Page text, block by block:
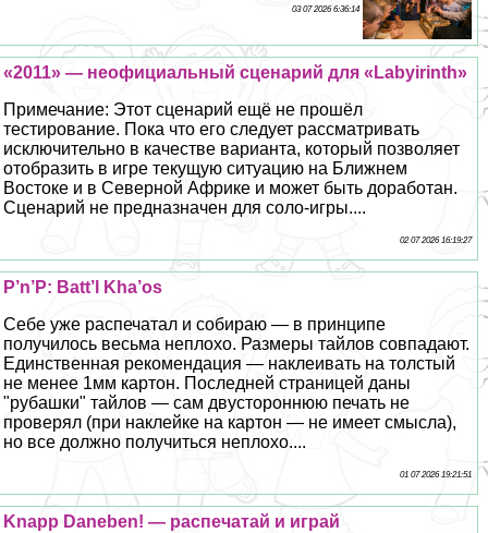
03 07 2026 6:36:14
«2011» — неофициальный сценарий для «Labyirinth»
Примечание: Этот сценарий ещё не прошёл
тестирование. Пока что его следует рассматривать
исключительно в качестве варианта, который позволяет
отобразить в игре текущую ситуацию на Ближнем
Востоке и в Северной Африке и может быть доработан.
Сценарий не предназначен для соло-игры....
02 07 2026 16:19:27
P’n’P: Batt’l Kha’os
Себе уже распечатал и собираю — в принципе
получилось весьма неплохо. Размеры тайлов совпадают.
Единственная рекомендация — наклеивать на толстый
не менее 1мм картон. Последней страницей даны
"рубашки" тайлов — сам двустороннюю печать не
проверял (при наклейке на картон — не имеет смысла),
но все должно получиться неплохо....
01 07 2026 19:21:51
Knapp Daneben! — распечатай и играй